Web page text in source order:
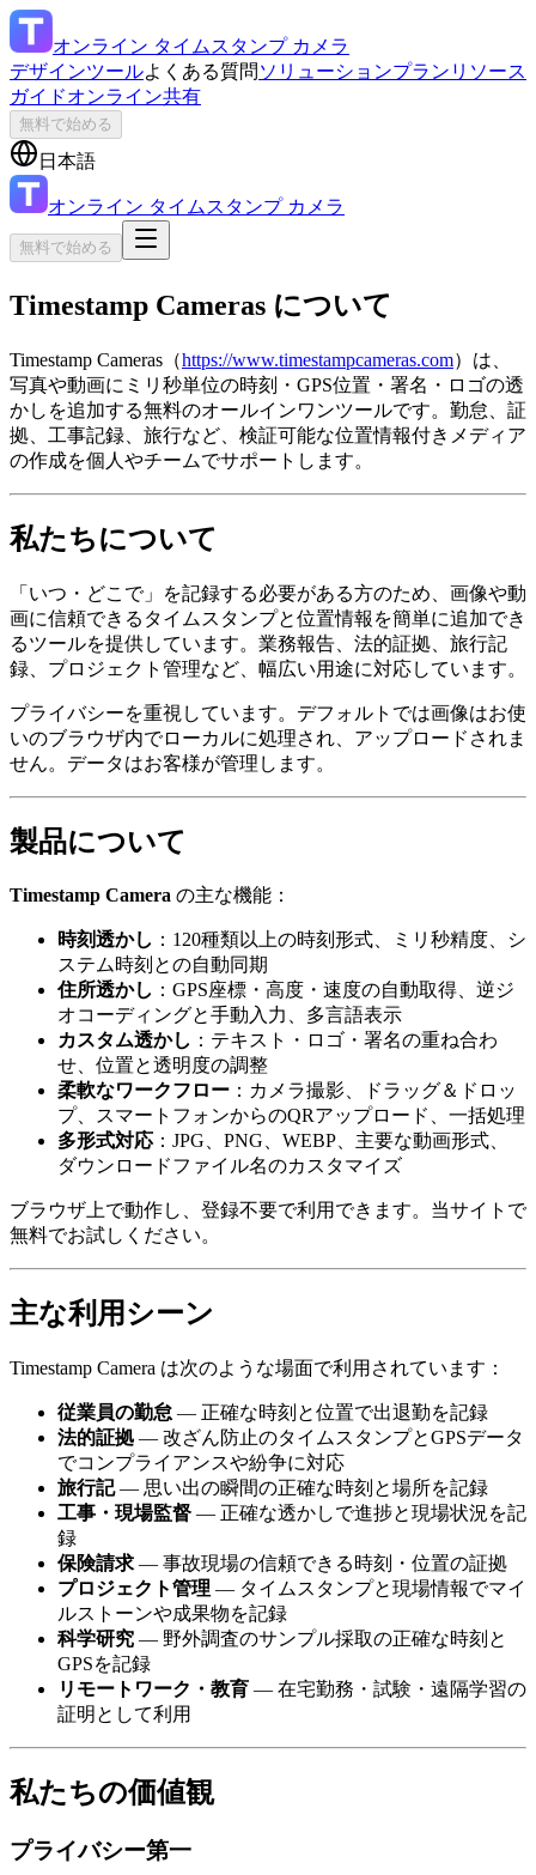
オンライン タイムスタンプ カメラ
デザインツールよくある質問 ソリューションプラン リソース
ガイドオンライン共有
無料で始める
日本語
オンライン タイムスタンプ カメラ
無料で始める
Timestamp Cameras について
Timestamp Cameras（https://www.timestampcameras.com）は、
写真や動画にミリ秒単位の時刻・GPS位置・署名・ロゴの透
かしを追加する無料のオールインワンツールです。勤怠、証
拠、工事記録、旅行など、検証可能な位置情報付きメディア
の作成を個人やチームでサポートします。
私たちについて
「いつ・どこで」を記録する必要がある方のため、画像や動
画に信頼できるタイムスタンプと位置情報を簡単に追加でき
るツールを提供しています。業務報告、法的証拠、旅行記
録、プロジェクト管理など、幅広い用途に対応しています。
プライバシーを重視しています。デフォルトでは画像はお使
いのブラウザ内でローカルに処理され、アップロードされま
せん。データはお客様が管理します。
製品について
Timestamp Camera の主な機能：
時刻透かし ：120種類以上の時刻形式、ミリ秒精度、シ
ステム時刻との自動同期
住所透かし ：GPS座標・高度・速度の自動取得、逆ジ
オコーディングと手動入力、多言語表示
カスタム透かし ：テキスト・ロゴ・署名の重ね合わ
せ、位置と透明度の調整
柔軟なワークフロー ：カメラ撮影、ドラッグ＆ドロッ
プ、スマートフォンからのQRアップロード、一括処理
多形式対応 ：JPG、PNG、WEBP、主要な動画形式、
ダウンロードファイル名のカスタマイズ
ブラウザ上で動作し、登録不要で利用できます。当サイトで
無料でお試しください。
主な利用シーン
Timestamp Camera は次のような場面で利用されています：
従業員の勤怠 — 正確な時刻と位置で出退勤を記録
法的証拠 — 改ざん防止のタイムスタンプとGPSデータ
でコンプライアンスや紛争に対応
旅行記— 思い出の瞬間の正確な時刻と場所を記録
工事・現場監督 — 正確な透かしで進捗と現場状況を記
録
保険請求 — 事故現場の信頼できる時刻・位置の証拠
プロジェクト管理 — タイムスタンプと現場情報でマイ
ルストーンや成果物を記録
科学研究 — 野外調査のサンプル採取の正確な時刻と
GPSを記録
リモートワーク・教育 — 在宅勤務・試験・遠隔学習の
証明として利用
私たちの価値観
プライバシー第一